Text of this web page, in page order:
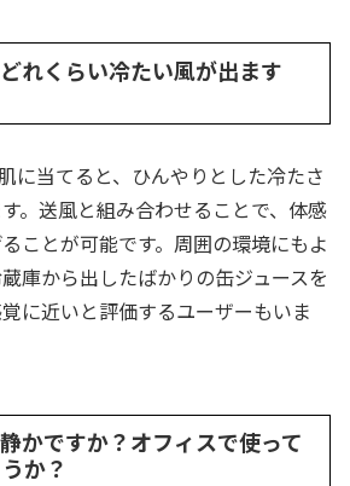
れくらい冷たい風が出ます
に当てると、ひんやりとした冷たさ
。送風と組み合わせることで、体感
ことが可能です。周囲の環境にもよ
庫から出したばかりの缶ジュースを
に近いと評価するユーザーもいま
かですか？オフィスで使って
か？